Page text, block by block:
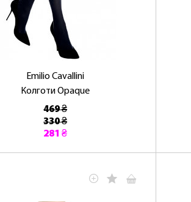
Emilio Cavallini
Колготи Opaque
469 ₴
330 ₴
281 ₴
ПРИЙМІТЬ ВІД
ПОКУПКУ